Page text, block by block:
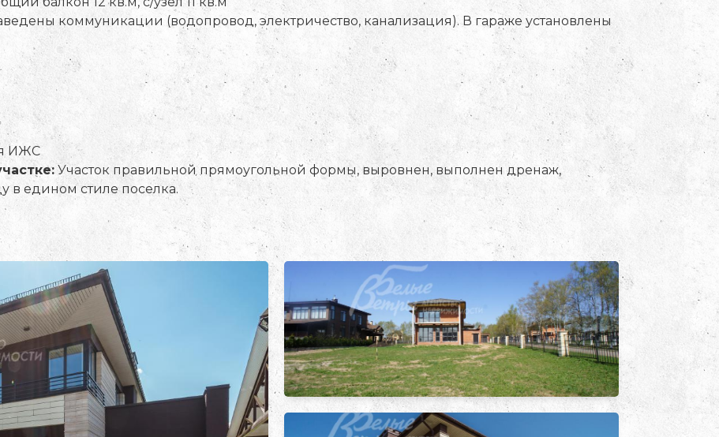
коммуникации (водопровод, электричество, канализация). В гараже установлены
ИЖС
Участок правильной прямоугольной формы, выровнен, выполнен дренаж,
в едином стиле поселка.